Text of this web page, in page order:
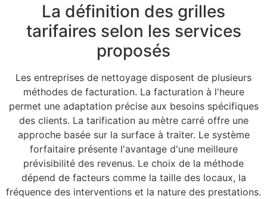
La définition des grilles
tarifaires selon les services
proposés
Les entreprises de nettoyage disposent de plusieurs
méthodes de facturation. La facturation à l'heure
permet une adaptation précise aux besoins spécifiques
des clients. La tarification au mètre carré offre une
approche basée sur la surface à traiter. Le système
forfaitaire présente l'avantage d'une meilleure
prévisibilité des revenus. Le choix de la méthode
dépend de facteurs comme la taille des locaux, la
fréquence des interventions et la nature des prestations.